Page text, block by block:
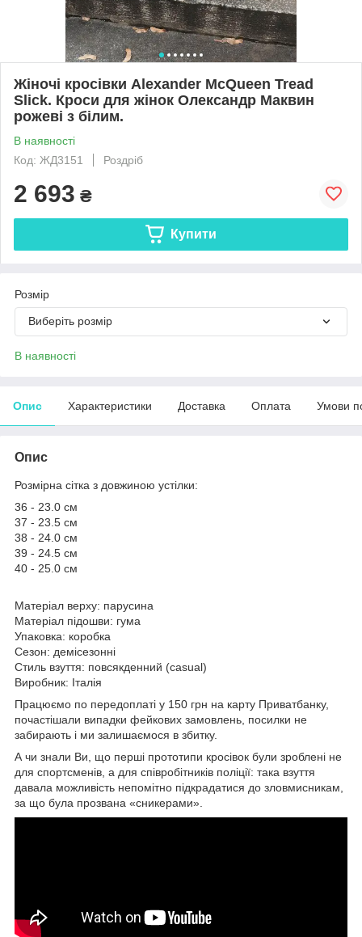
Жіночі кросівки Alexander McQueen Tread
Slick. Кроси для жінок Олександр Маквин
рожеві з білим.
В наявності
Код: ЖД3151
Роздріб
2 693 ₴
Купити
Розмір
Виберіть розмір
В наявності
Опис Характеристики Доставка Оплата Умови
Опис
Розмірна сітка з довжиною устілки:
36 - 23.0 см
37 - 23.5 см
38 - 24.0 см
39 - 24.5 см
40 - 25.0 см
Матеріал верху: парусина
Матеріал підошви: гума
Упаковка: коробка
Сезон: демісезонні
Стиль взуття: повсякденний (casual)
Виробник: Італія
Працюємо по передоплаті у 150 грн на карту Приватбанку,
почастішали випадки фейкових замовлень, посилки не
забирають і ми залишаємося в збитку.
А чи знали Ви, що перші прототипи кросівок були зроблені не
для спортсменів, а для співробітників поліції: така взуття
давала можливість непомітно підкрадатися до зловмисникам,
за що була прозвана «сникерами».